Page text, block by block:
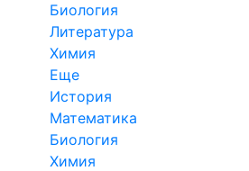
Биология
Литература
Химия
Еще
История
Математика
Биология
Химия